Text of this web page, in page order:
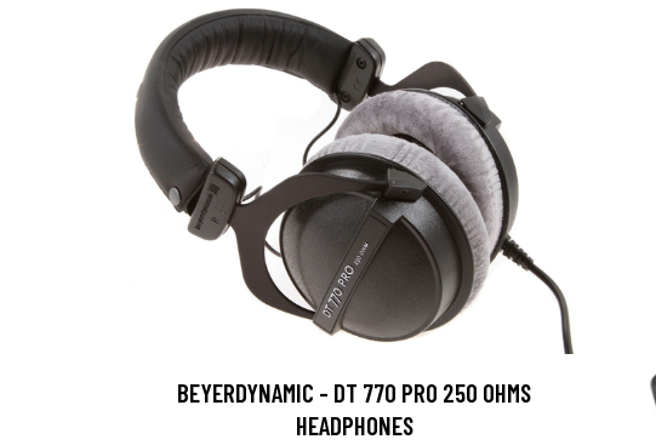
BEYERDYNAMIC - DT 770 PRO 250 OHMS
HEADPHONES